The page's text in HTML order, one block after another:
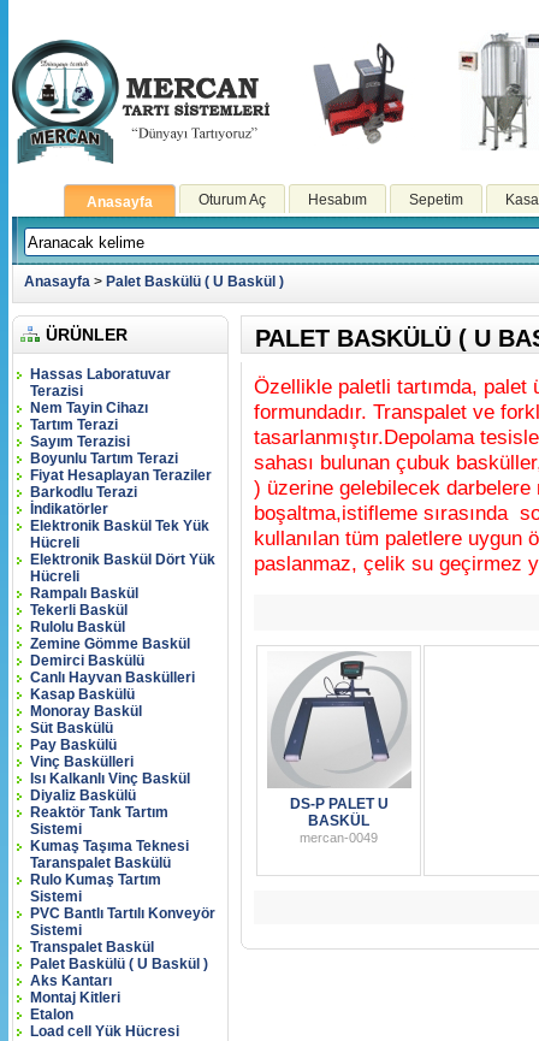
Anasayfa Oturum Aç Hesabım Sepetim
Anasayfa > Palet Baskülü ( U Baskül )
ÜRÜNLER
Hassas Laboratuvar
Terazisi
Nem Tayin Cihazı
Tartım Terazi
Sayım Terazisi
Boyunlu Tartım Terazi
Fiyat Hesaplayan Teraziler
Barkodlu Terazi
İndikatörler
Elektronik Baskül Tek Yük
Hücreli
Elektronik Baskül Dört Yük
Hücreli
Rampalı Baskül
Tekerli Baskül
Rulolu Baskül
Zemine Gömme Baskül
Demirci Baskülü
Canlı Hayvan Baskülleri
Kasap Baskülü
Monoray Baskül
Süt Baskülü
Pay Baskülü
Vinç Baskülleri
Isı Kalkanlı Vinç Baskül
Diyaliz Baskülü
Reaktör Tank Tartım
Sistemi
Kumaş Taşıma Teknesi
Taranspalet Baskülü
Rulo Kumaş Tartım
Sistemi
PVC Bantlı Tartılı Konveyör
Sistemi
Transpalet Baskül
Palet Baskülü ( U Baskül )
Aks Kantarı
Montaj Kitleri
Etalon
Load cell Yük Hücresi
PALET BASKÜLÜ ( U
Özellikle paletli tartımda, palet
formundadır. Transpalet ve
tasarlanmıştır.Depolama
sahası bulunan çubuk
) üzerine gelebilecek
boşaltma,istifleme sırasında
kullanılan tüm paletlere uygun
paslanmaz, çelik su geçirmez
DS-P PALET U
BASKÜL
mercan-0049